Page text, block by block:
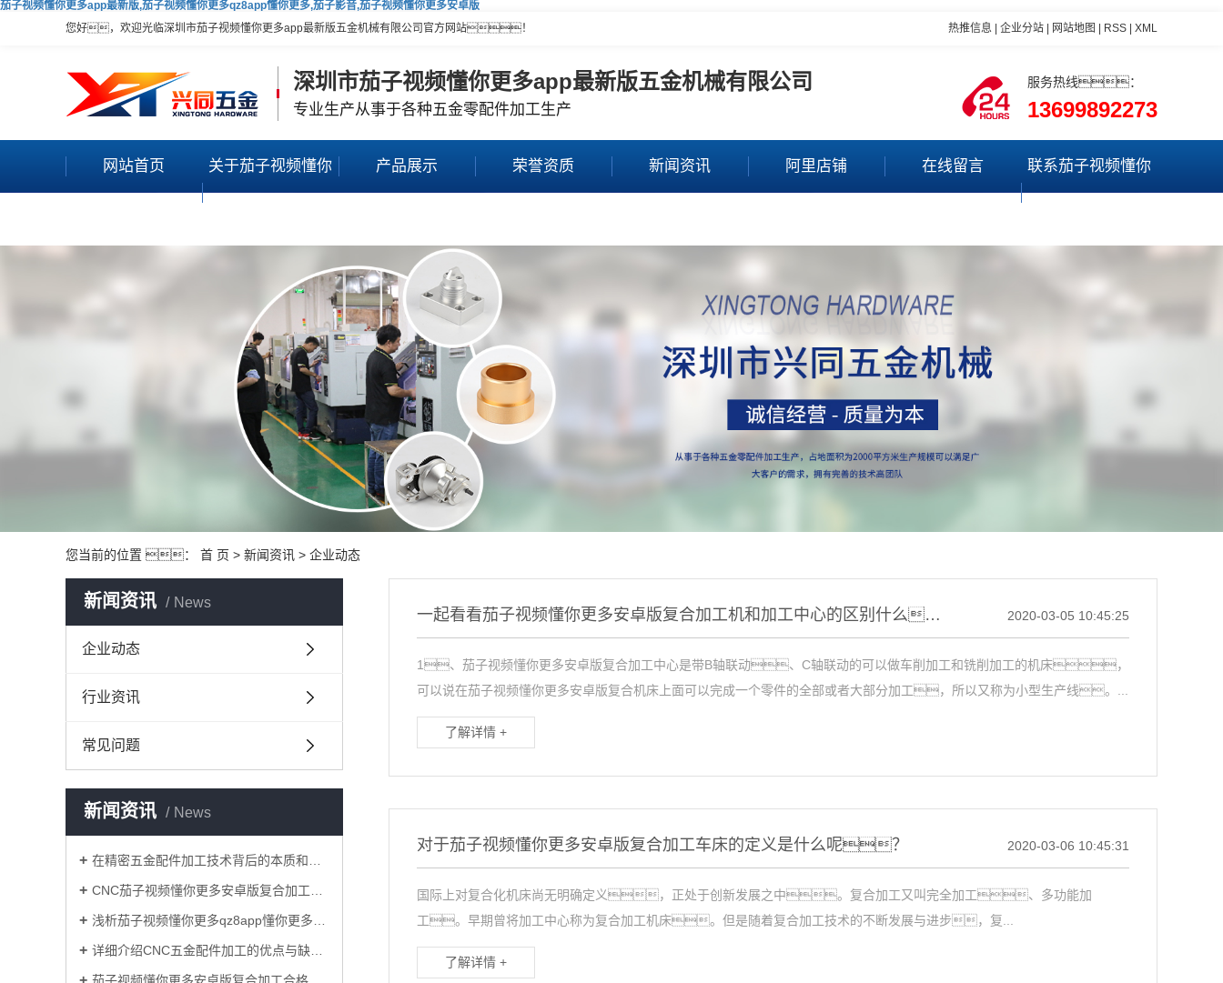
茄子视频懂你更多app最新版,茄子视频懂你更多qz8app懂你更多,茄子影音,茄子视频懂你更多安卓版
您好，欢迎光临深圳市茄子视频懂你更多app最新版五金机械有限公司官方网站！
热推信息 企业分站 网站地图 RSS XML
深圳市茄子视频懂你更多app最新版五金机械有限公司
专业生产从事于各种五金零配件加工生产
服务热线：
13699892273
网站首页 关于茄子视频懂你 产品展示 荣誉资质 新闻资讯 阿里店铺 在线留言 联系茄子视频懂你
您当前的位置 ： 首 页 > 新闻资讯 > 企业动态
新闻资讯 News
企业动态
行业资讯
常见问题
新闻资讯 News
在精密五金配件加工技术背后的本质和关键是什么？
CNC茄子视频懂你更多安卓版复合加工过程中减少铝型材表面损伤的原因？
浅析茄子视频懂你更多qz8app懂你更多cnc加工联动技术对模具业的重要意义！
详细介绍CNC五金配件加工的优点与缺点！
一起看看茄子视频懂你更多安卓版复合加工机和加工中心的区别什么？ 2020-03-05 10:45:25
1、茄子视频懂你更多安卓版复合加工中心是带B轴联动、C轴联动的可以做车削加工和铣削加工的机床，
可以说在茄子视频懂你更多安卓版复合机床上面可以完成一个零件的全部或者大部分加工，所以又称为小型生产线。...
了解详情 +
对于茄子视频懂你更多安卓版复合加工车床的定义是什么呢？ 2020-03-06 10:45:31
国际上对复合化机床尚无明确定义，正处于创新发展之中。复合加工又叫完全加工、多功能加
工。早期曾将加工中心称为复合加工机床。但是随着复合加工技术的不断发展与进步，复...
了解详情 +